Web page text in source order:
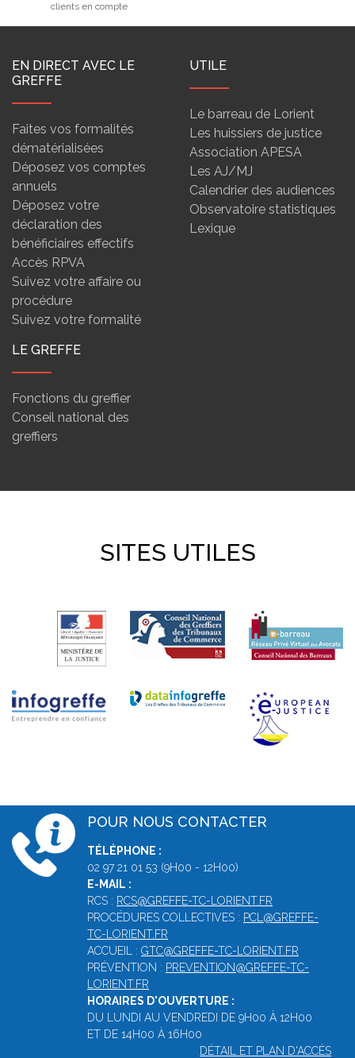
clients en compte
EN DIRECT AVEC LE
GREFFE
Faites vos formalités
dématérialisées
Déposez vos comptes
annuels
Déposez votre
déclaration des
bénéficiaires effectifs
Accès RPVA
Suivez votre affaire ou
procédure
Suivez votre formalité
UTILE
Le barreau de Lorient
Les huissiers de justice
Association APESA
Les AJ/MJ
Calendrier des audiences
Observatoire statistiques
Lexique
LE GREFFE
Fonctions du greffier
Conseil national des
greffiers
SITES UTILES
POUR NOUS CONTACTER
TÉLÉPHONE :
02 97 21 01 53 (9H00 - 12H00)
E-MAIL :
RCS : RCS@GREFFE-TC-LORIENT.FR
PROCÉDURES COLLECTIVES : PCL@GREFFE-
TC-LORIENT.FR
ACCUEIL : GTC@GREFFE-TC-LORIENT.FR
PRÉVENTION : PREVENTION@GREFFE-TC-
LORIENT.FR
HORAIRES D'OUVERTURE :
DU LUNDI AU VENDREDI DE 9H00 À 12H00
ET DE 14H00 À 16H00
DÉTAIL ET PLAN D'ACCÈS